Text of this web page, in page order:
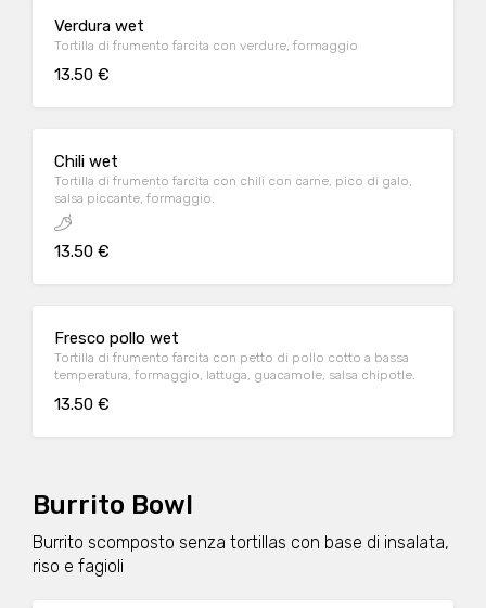
Verdura wet
Tortilla di frumento farcita con verdure, formaggio
13.50 €
Chili wet
Tortilla di frumento farcita con chili con carne, pico di galo,
salsa piccante, formaggio.
13.50 €
Fresco pollo wet
Tortilla di frumento farcita con petto di pollo cotto a bassa
temperatura, formaggio, lattuga, guacamole, salsa chipotle.
13.50 €
Burrito Bowl
Burrito scomposto senza tortillas con base di insalata,
riso e fagioli